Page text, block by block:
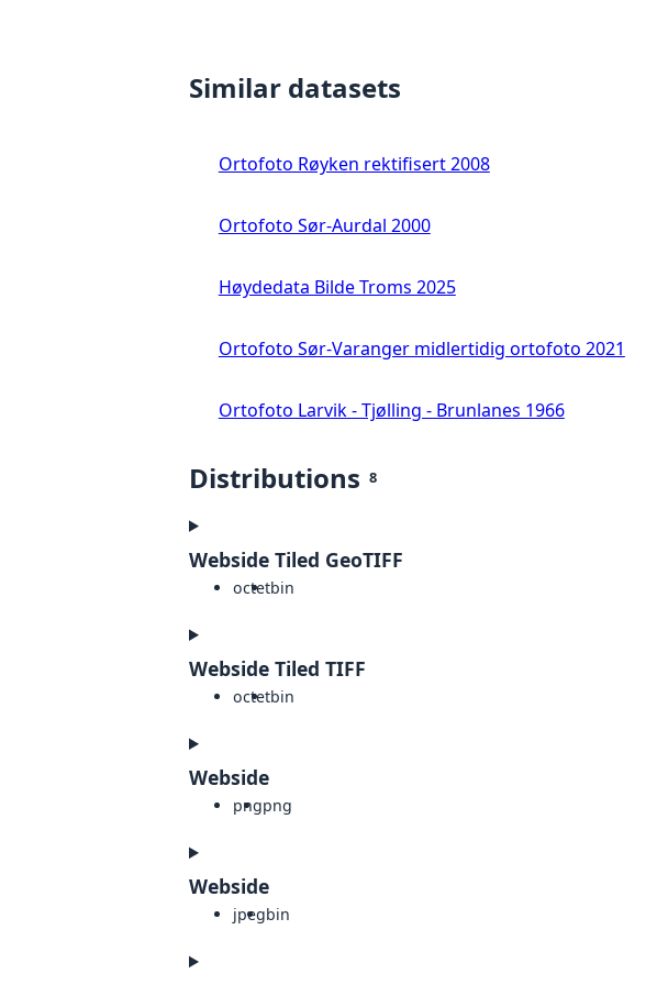
Similar datasets
Ortofoto Røyken rektifisert 2008
Ortofoto Sør-Aurdal 2000
Høydedata Bilde Troms 2025
Ortofoto Sør-Varanger midlertidig ortofoto 2021
Ortofoto Larvik - Tjølling - Brunlanes 1966
Distributions 8
Webside Tiled GeoTIFF
octetbin
Webside Tiled TIFF
octetbin
Webside
pngpng
Webside
jpegbin